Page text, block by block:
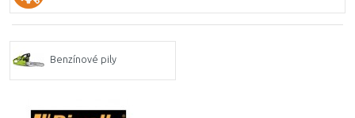
Benzínové pily